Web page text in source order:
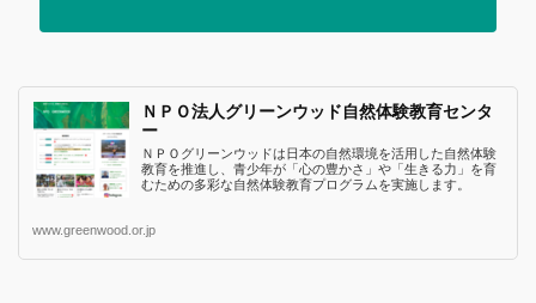
ＮＰＯ法人グリーンウッド自然体験教育センタ
ー
ＮＰＯグリーンウッドは日本の自然環境を活用した自然体験
教育を推進し、青少年が「心の豊かさ」や「生きる力」を育
むための多彩な自然体験教育プログラムを実施します。
www.greenwood.or.jp